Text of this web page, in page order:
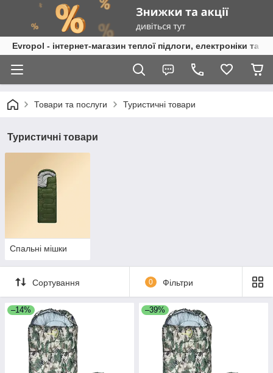
Evropol - інтернет-магазин теплої підлоги, електроніки та
Товари та послуги Туристичні товари
Туристичні товари
Спальні мішки
Сортування 0 Фільтри
–14% –39%